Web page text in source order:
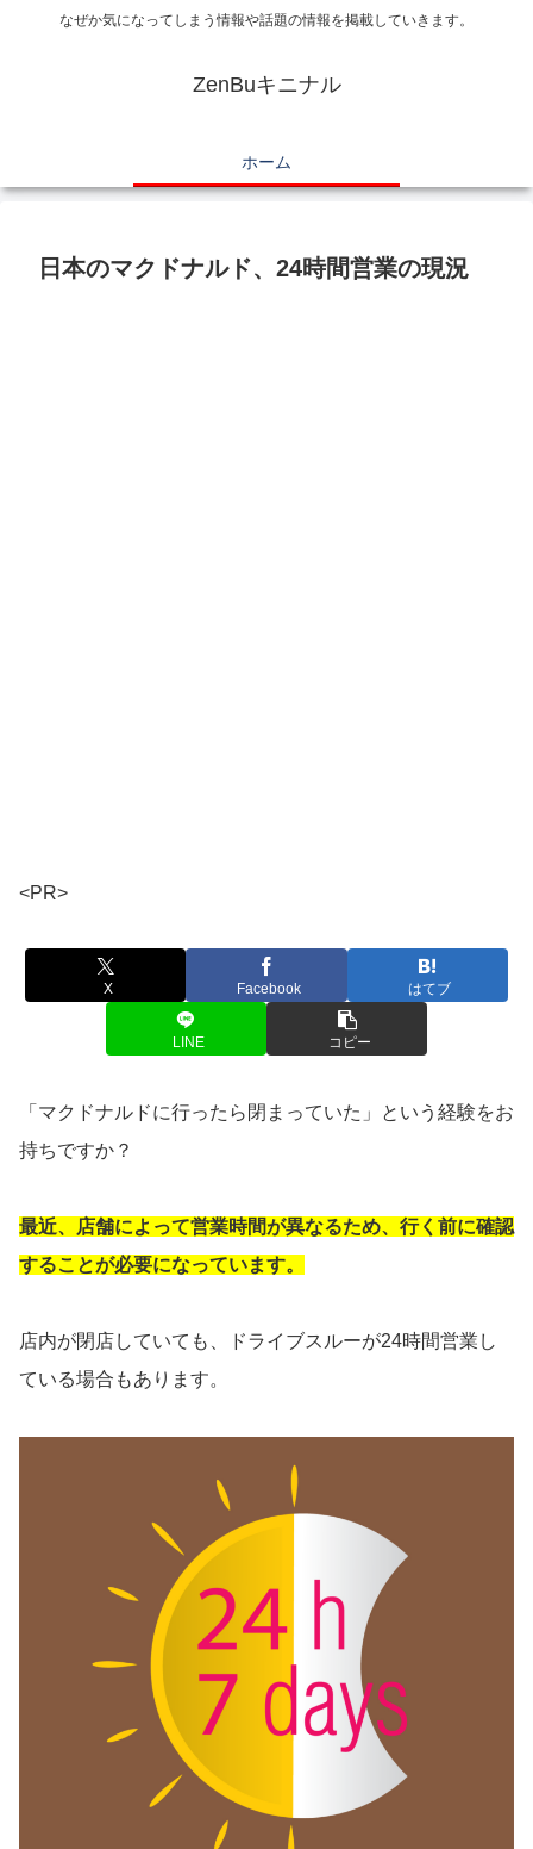
なぜか気になってしまう情報や話題の情報を掲載していきます。
ZenBuキニナル
ホーム
日本のマクドナルド、24時間営業の現況
<PR>
X Facebook はてブ
LINE コピー
「マクドナルドに行ったら閉まっていた」という経験をお
持ちですか？
最近、店舗によって営業時間が異なるため、行く前に確認
することが必要になっています。
店内が閉店していても、ドライブスルーが24時間営業し
ている場合もあります。